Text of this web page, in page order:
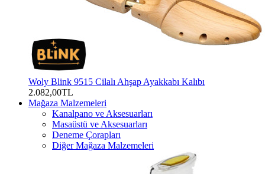
Woly Blink 9515 Cilalı Ahşap Ayakkabı Kalıbı
2.082,00TL
Mağaza Malzemeleri
Kanalpano ve Aksesuarları
Masaüstü ve Aksesuarları
Deneme Çorapları
Diğer Mağaza Malzemeleri